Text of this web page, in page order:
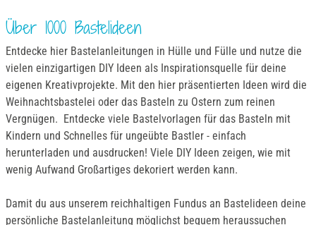
Über 1000 Bastelideen
Entdecke hier Bastelanleitungen in Hülle und Fülle und nutze die
vielen einzigartigen DIY Ideen als Inspirationsquelle für deine
eigenen Kreativprojekte. Mit den hier präsentierten Ideen wird die
Weihnachtsbastelei oder das Basteln zu Ostern zum reinen
Vergnügen. Entdecke viele Bastelvorlagen für das Basteln mit
Kindern und Schnelles für ungeübte Bastler - einfach
herunterladen und ausdrucken! Viele DIY Ideen zeigen, wie mit
wenig Aufwand Großartiges dekoriert werden kann.
Damit du aus unserem reichhaltigen Fundus an Bastelideen deine
persönliche Bastelanleitung möglichst bequem heraussuchen